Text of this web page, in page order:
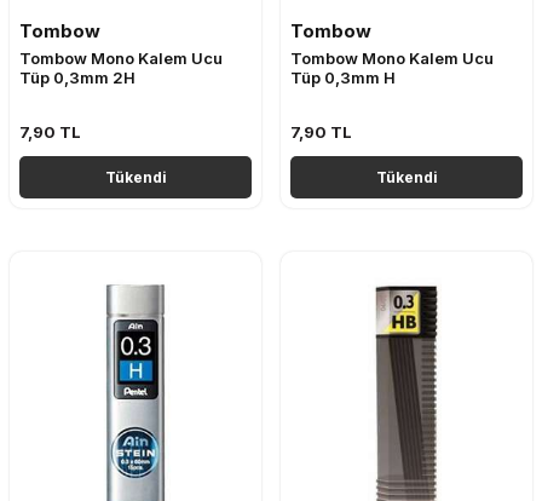
Tombow
Tombow Mono Kalem Ucu
Tüp 0,3mm 2H
7,90 TL
Tükendi
Tombow
Tombow Mono Kalem Ucu
Tüp 0,3mm H
7,90 TL
Tükendi